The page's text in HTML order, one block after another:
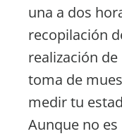
una a dos
recopilación
realización
toma de
medir tu
Aunque no